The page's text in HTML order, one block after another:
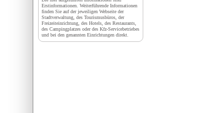
Erstinformationen. Weiterführende Informationen
finden Sie auf der jeweiligen Webseite der
Stadtverwaltung, des Tourismusbüros, der
Freizeiteinrichtung, des Hotels, des Restaurants,
des Campingplatzes oder des Kfz-Servicebetriebes
und bei den genannten Einrichtungen direkt.